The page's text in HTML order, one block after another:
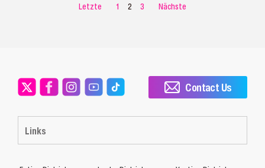
Letzte 1 2 3 Nächste
Links
Contact Us